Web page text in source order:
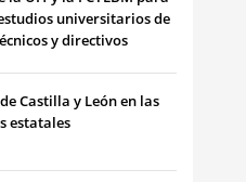
universitarios de
y directivos
Castilla y León en las
estatales